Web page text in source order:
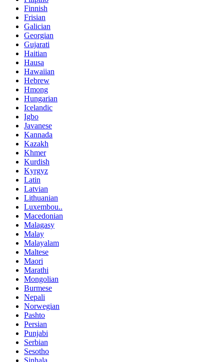
Finnish
Frisian
Galician
Georgian
Gujarati
Haitian
Hausa
Hawaiian
Hebrew
Hmong
Hungarian
Icelandic
Igbo
Javanese
Kannada
Kazakh
Khmer
Kurdish
Kyrgyz
Latin
Latvian
Lithuanian
Luxembou..
Macedonian
Malagasy
Malay
Malayalam
Maltese
Maori
Marathi
Mongolian
Burmese
Nepali
Norwegian
Pashto
Persian
Punjabi
Serbian
Sesotho